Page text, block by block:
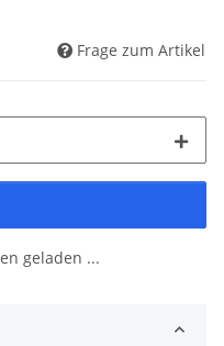
Frage zum Artikel
geladen ...